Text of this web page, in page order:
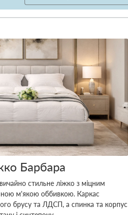
Барбара
стильне ліжко з міцним
м'якою оббивкою. Каркас
брусу та ЛДСП, а спинка та корпус